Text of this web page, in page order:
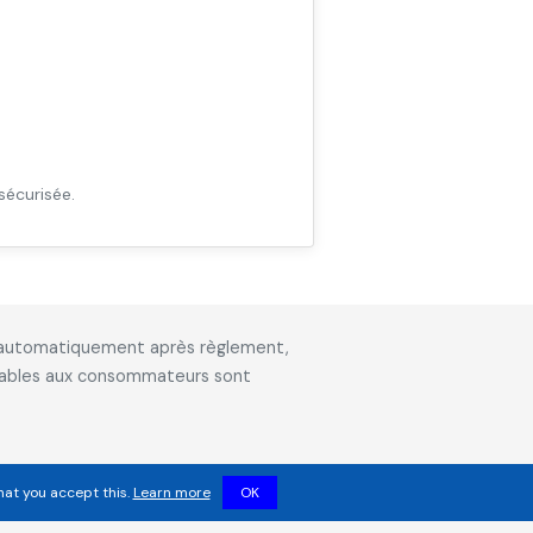
après règlement,
aux consommateurs sont
you accept this.Learn more OK